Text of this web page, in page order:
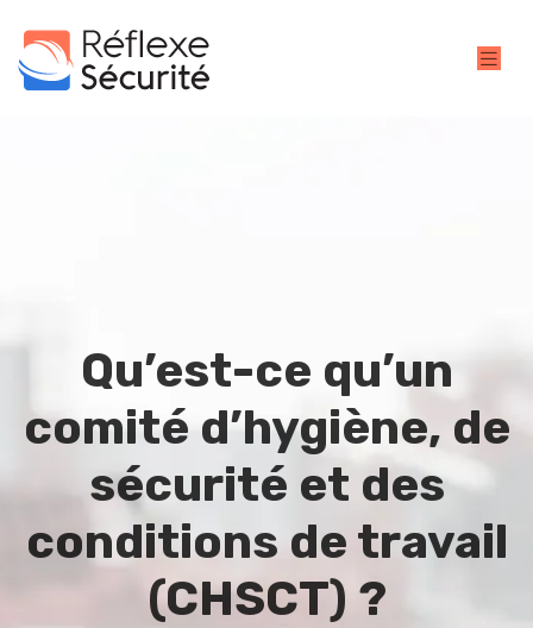
Qu’est-ce qu’un
comité d’hygiène, de
sécurité et des
conditions de travail
(CHSCT) ?